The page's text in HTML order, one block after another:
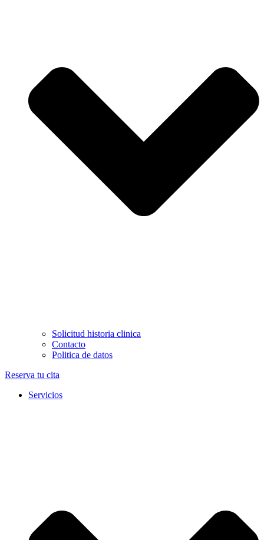
Solicitud historia clinica
Contacto
Politica de datos
Reserva tu cita
Servicios